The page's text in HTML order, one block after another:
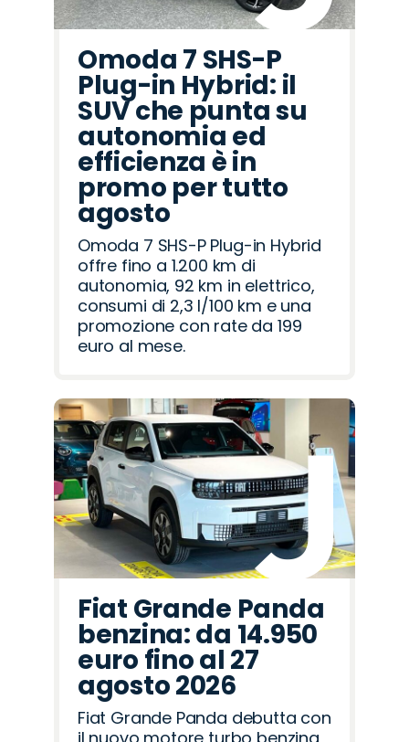
Omoda 7 SHS-P
Plug-in Hybrid: il
SUV che punta su
autonomia ed
efficienza è in
promo per tutto
agosto
Omoda 7 SHS-P Plug-in Hybrid
offre fino a 1.200 km di
autonomia, 92 km in elettrico,
consumi di 2,3 l/100 km e una
promozione con rate da 199
euro al mese.
Fiat Grande Panda
benzina: da 14.950
euro fino al 27
agosto 2026
Fiat Grande Panda debutta con